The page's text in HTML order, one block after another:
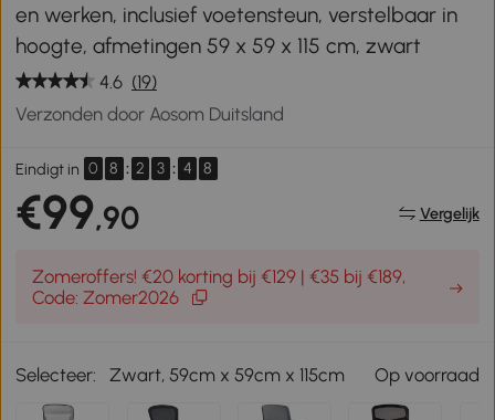
en werken, inclusief voetensteun, verstelbaar in
hoogte, afmetingen 59 x 59 x 115 cm, zwart
4.6 (19)
Verzonden door Aosom Duitsland
Eindigt in 0 8 : 2 3 : 4 8
€99,90 Vergelijk
Zomeroffers! €20 korting bij €129 | €35 bij €189,
Code: Zomer2026
Selecteer: Zwart, 59cm x 59cm x 115cm Op voorraad